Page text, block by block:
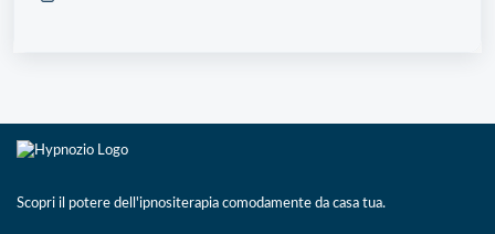
Scopri il potere dell'ipnositerapia comodamente da casa tua.